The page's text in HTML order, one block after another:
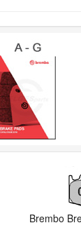
Brembo